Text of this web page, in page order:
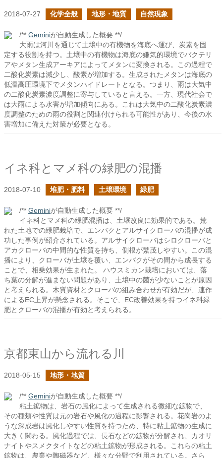
2018-07-27 化学全般 地形・地質 自然現象
/** Geminiが自動生成した概要 **/
大雨は河川を通じて土壌中の有機物を海底へ運び、炭素を固
定する役割を持つ。土壌中の有機物は海底の嫌気的環境でバクテリ
アやメタン生成アーキアによってメタンに変換される。この過程で
二酸化炭素は減少し、酸素が増加する。生成されたメタンは海底の
低温高圧環境下でメタンハイドレートとなる。つまり、雨は大気中
の二酸化炭素濃度調整に寄与していると言える。一方、現代社会で
は大雨による水害が増加傾向にある。これは大気中の二酸化炭素濃
度調整のための雨の役割と関連付けられる可能性があり、今後の水
害増加に備えた対策が必要となる。
イネ科とマメ科の緑肥の混播
2018-07-10 堆肥・肥料 土壌環境 緑肥
/** Geminiが自動生成した概要 **/
イネ科とマメ科の緑肥混播は、土壌改良に効果的である。荒
れた土地での緑肥栽培で、エンバクとアルサイクローバの混播が成
功した事例が紹介されている。アルサイクローバはシロクローバと
アカクローバの中間的な性質を持ち、側根が繁茂しやすい。この混
播により、クローバが土壌を覆い、エンバクがその間から成長する
ことで、相乗効果が生まれた。 ハウスミカン栽培においては、落
ち葉の分解が進まない問題があり、土壌中の菌が少ないことが原因
と考えられる。木質資材とクローバの組み合わせが有効だが、連作
によるEC上昇が懸念される。そこで、EC改善効果を持つイネ科緑
肥とクローバの混播が有効と考えられる。
京都東山から流れる川
2018-05-15 地形・地質
/** Geminiが自動生成した概要 **/
粘土鉱物は、岩石の風化によって生成される微細な鉱物で、
その種類や性質は元の岩石や風化の過程に影響される。花崗岩のよ
うな深成岩は風化しやすい性質を持つため、特に粘土鉱物の生成に
大きく関わる。風化過程では、長石などの鉱物が分解され、カオリ
ナイトやスメクタイトなどの粘土鉱物が形成される。これらの粘土
鉱物は、農業や陶磁器など、様々な分野で利用されている。さら